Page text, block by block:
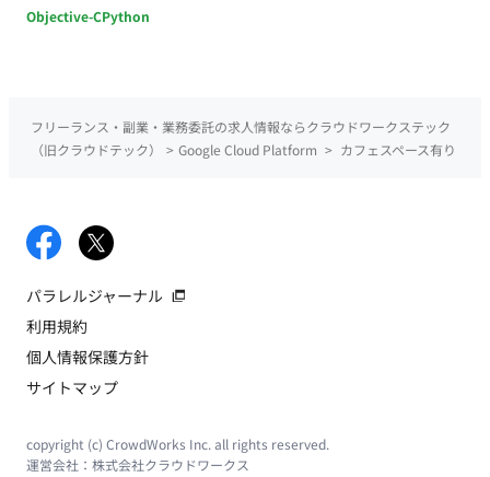
Objective-CPython
フリーランス・副業・業務委託の求人情報ならクラウドワークステック
（旧クラウドテック）
> Google Cloud Platform > カフェスペース有り
パラレルジャーナル
利用規約
個人情報保護方針
サイトマップ
copyright (c) CrowdWorks Inc. all rights reserved.
運営会社： 株式会社クラウドワークス